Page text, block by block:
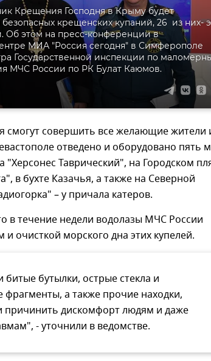
Крещения Господня в Крыму будет
крещенских купаний, 26 из них-
Об этом на пресс-конференции в
МИА "Россия сегодня" в Симферополе
Государственной инспекции по
МЧС России по РК Булат Каюмов.
совершить все желающие жители
отведено и оборудовано пять
"Херсонес Таврический", на Городском
в бухте Казачья, а также на Северной
– у причала катеров.
в течение недели водолазы МЧС России
очисткой морского дна этих купелей.
битые бутылки, острые стекла и
фрагменты, а также прочие находки,
причинить дискомфорт людям и даже
- уточнили в ведомстве.